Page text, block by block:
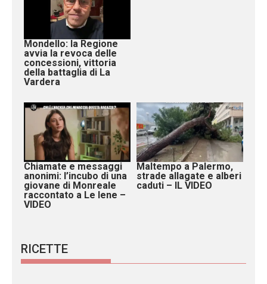
Mondello: la Regione
avvia la revoca delle
concessioni, vittoria
della battaglia di La
Vardera
Chiamate e messaggi
anonimi: l’incubo di una
giovane di Monreale
raccontato a Le Iene –
VIDEO
Maltempo a Palermo,
strade allagate e alberi
caduti – IL VIDEO
RICETTE